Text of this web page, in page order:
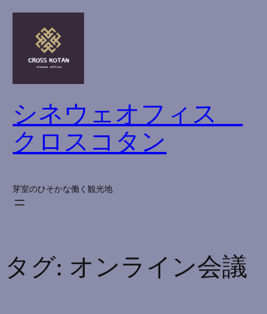
内
シネウェオフィス
クロスコタン
芽室のひそかな働く観光地
タグ: オンライン会議